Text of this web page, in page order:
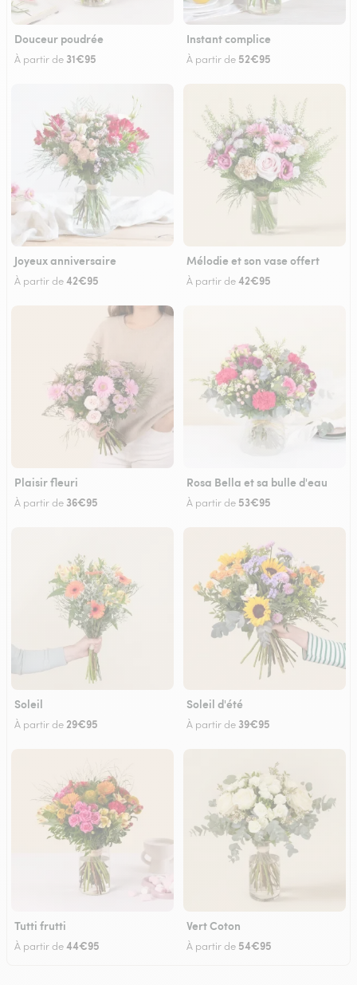
Douceur poudrée
À partir de 31€95
Instant complice
À partir de 52€95
Joyeux anniversaire
À partir de42€95
Mélodie et son vase offert
À partir de42€95
Plaisir fleuri
À partir de 36€95
Rosa Bella et sa bulle d'eau
À partir de 53€95
Soleil
À partir de 29€95
Soleil d'été
À partir de 39€95
Tutti frutti
À partir de44€95
Vert Coton
À partir de 54€95